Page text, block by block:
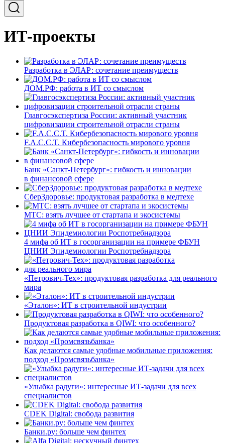
ИТ-проекты
Разработка в ЭЛАР: сочетание преимуществ
ДОМ.РФ: работа в ИТ со смыслом
Главгосэкспертиза России: активный участник
цифровизации строительной отрасли страны
F.A.C.C.T. Кибербезопасность мирового уровня
Банк «Санкт-Петербург»: гибкость и инновации
в финансовой сфере
СберЗдоровье: продуктовая разработка в медтехе
МТС: взять лучшее от стартапа и экосистемы
4 мифа об ИТ в госорганизации на примере ФБУН
ЦНИИ Эпидемиологии Роспотребнадзора
«Петрович-Тех»: продуктовая разработка для реального
мира
«Эталон»: ИТ в строительной индустрии
Продуктовая разработка в QIWI: что особенного?
Как делаются самые удобные мобильные приложения:
подход «Промсвязьбанка»
«Улыбка радуги»: интересные ИТ-задачи для всех
специалистов
CDEK Digital: свобода развития
Банки.ру: больше чем финтех